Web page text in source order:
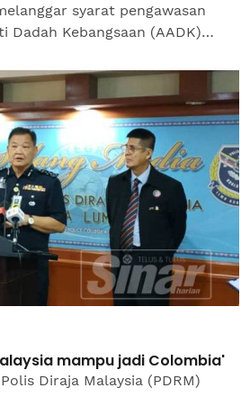
syarat pengawasan
Dadah Kebangsaan (AADK)
mampu jadi Colombia'
Diraja Malaysia (PDRM)